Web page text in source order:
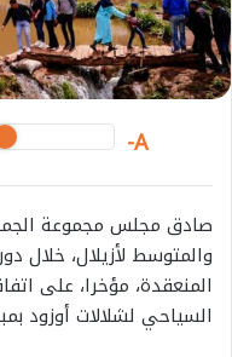
A-
صادق مجلس مجموعة
المنعقدة، مؤخرا، على
السياحي لشلالات أوزود بمبلغ 150 مليون